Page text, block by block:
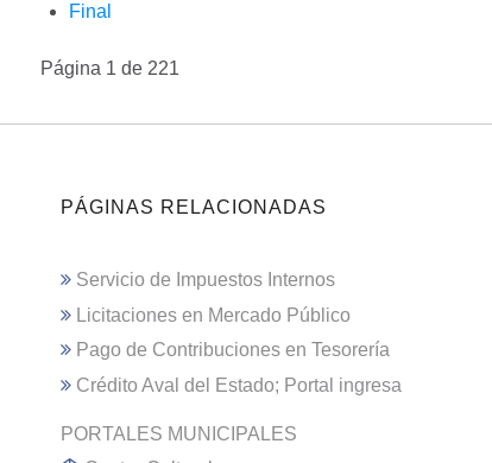
Final
Página 1 de 221
PÁGINAS RELACIONADAS
Servicio de Impuestos Internos
Licitaciones en Mercado Público
Pago de Contribuciones en Tesorería
Crédito Aval del Estado; Portal ingresa
PORTALES MUNICIPALES